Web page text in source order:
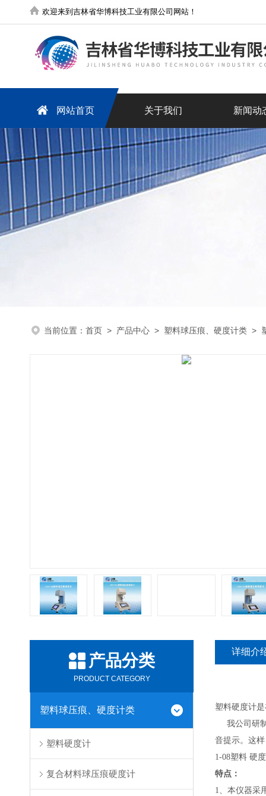
欢迎来到吉林省华博科技工业有限公司网站！
网站首页 关于我们 新闻动
当前位置： 首页 > 产品中心 > 塑料球压痕、硬度计类 >
产品分类
PRODUCT CATEGORY
塑料球压痕、硬度计类
塑料硬度计
复合材料球压痕硬度计
详细介
塑料硬度计
我公司研
音提示。这
1-08塑料 硬
特点：
1、本仪器采